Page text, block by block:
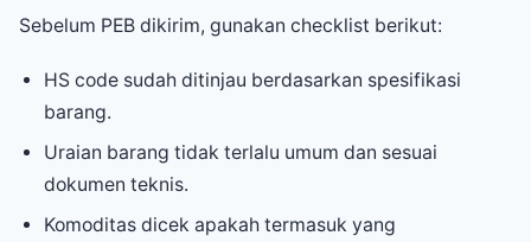
Sebelum PEB dikirim, gunakan checklist berikut:
HS code sudah ditinjau berdasarkan spesifikasi
barang.
Uraian barang tidak terlalu umum dan sesuai
dokumen teknis.
Komoditas dicek apakah termasuk yang